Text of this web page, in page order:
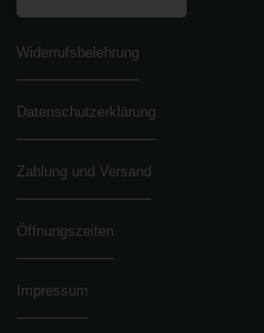
Widerrufsbelehrung
Datenschutzerklärung
Zahlung und Versand
Öffnungszeiten
Impressum